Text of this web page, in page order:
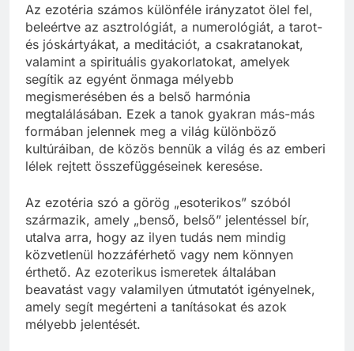
Az ezotéria számos különféle irányzatot ölel fel,
beleértve az asztrológiát, a numerológiát, a tarot-
és jóskártyákat, a meditációt, a csakratanokat,
valamint a spirituális gyakorlatokat, amelyek
segítik az egyént önmaga mélyebb
megismerésében és a belső harmónia
megtalálásában. Ezek a tanok gyakran más-más
formában jelennek meg a világ különböző
kultúráiban, de közös bennük a világ és az emberi
lélek rejtett összefüggéseinek keresése.
Az ezotéria szó a görög „esoterikos” szóból
származik, amely „benső, belső” jelentéssel bír,
utalva arra, hogy az ilyen tudás nem mindig
közvetlenül hozzáférhető vagy nem könnyen
érthető. Az ezoterikus ismeretek általában
beavatást vagy valamilyen útmutatót igényelnek,
amely segít megérteni a tanításokat és azok
mélyebb jelentését.